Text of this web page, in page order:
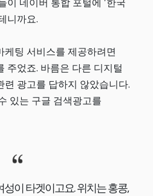
니까요.
팅 서비스를 제공하려면
주었죠. 바름은 다른 디지털
광고를 답하지 않았습니다.
있는 구글 검색광고를
성이 타겟이고요. 위치는 홍콩,